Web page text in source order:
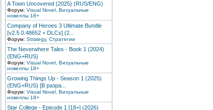
A Town Uncovered (2025) (RUS/ENG)
Форум: Visual Novel, Визуальные
новеллы 18+
Company of Heroes 3 Ultimate Bundle
[v2.5.0.48652 + DLCs] (2...
Форум: Strategy, Стратегии
The Neverwhere Tales - Book 1 (2024)
(ENG+RUS)
Форум: Visual Novel, Визуальные
новеллы 18+
Growing Things Up - Season 1 (2025)
(ENG+RUS) [В разра...
Форум: Visual Novel, Визуальные
новеллы 18+
Star College - Episode 1 [18+] (2026)